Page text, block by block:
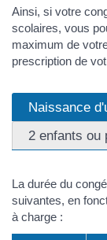
Ainsi, si votre
scolaires, vous
maximum de
prescription de
Naissance
2 enfants ou
La durée du
suivantes, en
à charge :